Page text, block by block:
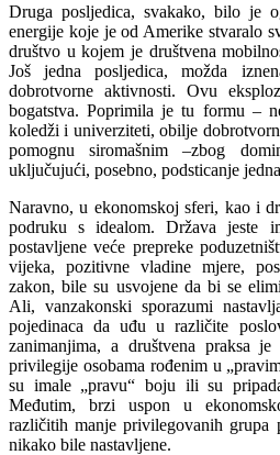
Druga posljedica, svakako, bilo je
energije koje je od Amerike stvaralo
društvo u kojem je društvena
Još jedna posljedica, možda
dobrotvorne aktivnosti. Ovu
bogatstva. Poprimila je tu formu –
koledži i univerziteti, obilje
pomognu siromašnim –zbog
uključujući, posebno, podsticanje
Naravno, u ekonomskoj sferi, kao i
podruku s idealom. Država jeste
postavljene veće prepreke
vijeka, pozitivne vladine mjere,
zakon, bile su usvojene da bi se
Ali, vanzakonski sporazumi
pojedinaca da uđu u različite
zanimanjima, a društvena praksa je
privilegije osobama rođenim u
su imale „pravu“ boju ili su
Međutim, brzi uspon u
različitih manje privilegovanih grupa
nikako bile nastavljene.